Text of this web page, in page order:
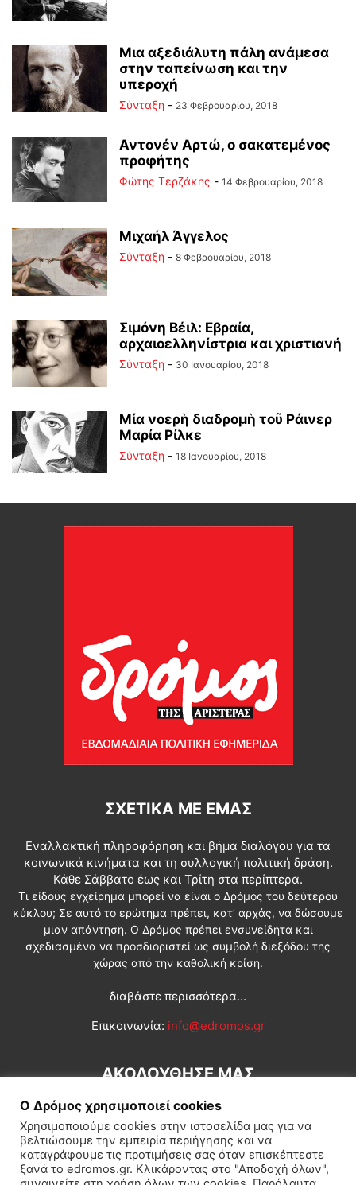
Μια αξεδιάλυτη πάλη ανάμεσα
στην ταπείνωση και την
υπεροχή
Σύνταξη - 23 Φεβρουαρίου, 2018
Αντονέν Αρτώ, ο σακατεμένος
προφήτης
Φώτης Τερζάκης - 14 Φεβρουαρίου, 2018
Μιχαήλ Άγγελος
Σύνταξη - 8 Φεβρουαρίου, 2018
Σιμόνη Βέιλ: Eβραία,
αρχαιοελληνίστρια και χριστιανή
Σύνταξη - 30 Ιανουαρίου, 2018
Μία νοερὴ διαδρομὴ τοῦ Ράινερ
Μαρία Ρίλκε
Σύνταξη - 18 Ιανουαρίου, 2018
ΣΧΕΤΙΚΆ ΜΕ ΕΜΆΣ
Εναλλακτική πληροφόρηση και βήμα διαλόγου για τα
κοινωνικά κινήματα και τη συλλογική πολιτική δράση.
Κάθε Σάββατο έως και Τρίτη στα περίπτερα.
Τι είδους εγχείρημα μπορεί να είναι ο Δρόμος του δεύτερου
κύκλου; Σε αυτό το ερώτημα πρέπει, κατ’ αρχάς, να δώσουμε
μιαν απάντηση. Ο Δρόμος πρέπει ενσυνείδητα και
σχεδιασμένα να προσδιοριστεί ως συμβολή διεξόδου της
χώρας από την καθολική κρίση.
διαβάστε περισσότερα...
Επικοινωνία: info@edromos.gr
ΑΚΟΛΟΥΘΗΣΕ ΜΑΣ
Ο Δρόμος χρησιμοποιεί cookies
Χρησιμοποιούμε cookies στην ιστοσελίδα μας για να
βελτιώσουμε την εμπειρία περιήγησης και να
καταγράφουμε τις προτιμήσεις σας όταν επισκέπτεστε
ξανά το edromos.gr. Κλικάροντας στο "Αποδοχή όλων",